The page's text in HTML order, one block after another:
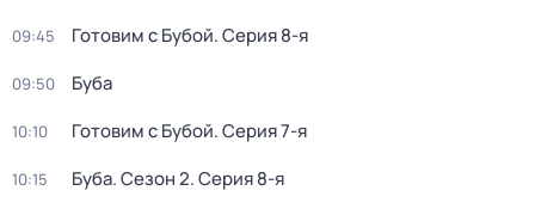
09:45 Готовим с Бубой. Серия 8-я
09:50 Буба
10:10 Готовим с Бубой. Серия 7-я
10:15 Буба. Сезон 2. Серия 8-я